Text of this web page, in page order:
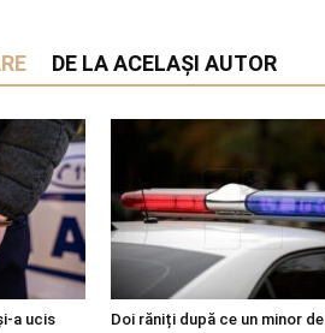
DE LA ACELAȘI AUTOR
a ucis
Doi răniți după ce un minor de